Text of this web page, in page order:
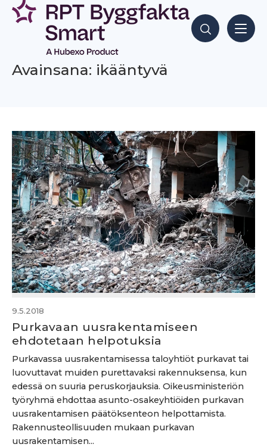
Siirry
sisältöön
Hae sisältöjä
Avainsana: ikääntyvä
9.5.2018
Purkavaan uusrakentamiseen
ehdotetaan helpotuksia
Purkavassa uusrakentamisessa taloyhtiöt purkavat tai
luovuttavat muiden purettavaksi rakennuksensa, kun
edessä on suuria peruskorjauksia. Oikeusministeriön
työryhmä ehdottaa asunto-osakeyhtiöiden purkavan
uusrakentamisen päätöksenteon helpottamista.
Rakennusteollisuuden mukaan purkavan
uusrakentamisen...